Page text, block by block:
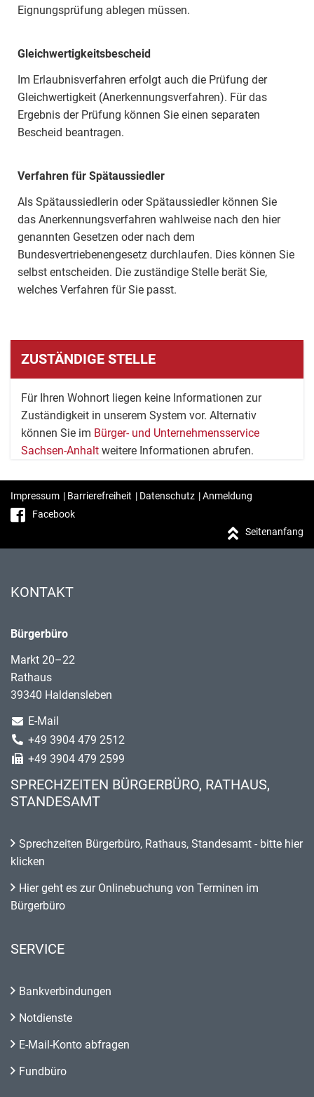
Eignungsprüfung ablegen müssen.
Gleichwertigkeitsbescheid
Im Erlaubnisverfahren erfolgt auch die Prüfung der
Gleichwertigkeit (Anerkennungsverfahren). Für das
Ergebnis der Prüfung können Sie einen separaten
Bescheid beantragen.
Verfahren für Spätaussiedler
Als Spätaussiedlerin oder Spätaussiedler können Sie
das Anerkennungsverfahren wahlweise nach den hier
genannten Gesetzen oder nach dem
Bundesvertriebenengesetz durchlaufen. Dies können Sie
selbst entscheiden. Die zuständige Stelle berät Sie,
welches Verfahren für Sie passt.
ZUSTÄNDIGE STELLE
Für Ihren Wohnort liegen keine Informationen zur
Zuständigkeit in unserem System vor. Alternativ
können Sie im Bürger- und Unternehmensservice
Sachsen-Anhalt weitere Informationen abrufen.
Impressum | Barrierefreiheit | Datenschutz |Anmeldung
Facebook
Seitenanfang
KONTAKT
Bürgerbüro
Markt 20–22
Rathaus
39340 Haldensleben
E-Mail
+49 3904 479 2512
+49 3904 479 2599
SPRECHZEITEN BÜRGERBÜRO, RATHAUS,
STANDESAMT
Sprechzeiten Bürgerbüro, Rathaus, Standesamt - bitte hier
klicken
Hier geht es zur Onlinebuchung von Terminen im
Bürgerbüro
SERVICE
Bankverbindungen
Notdienste
E-Mail-Konto abfragen
Fundbüro